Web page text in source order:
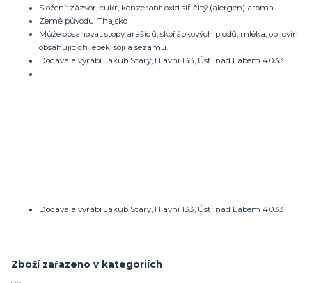
Složení: zázvor, cukr, konzerant oxid siřičitý (alergen) aroma.
Země původu: Thajsko
Může obsahovat stopy arašídů, skořápkových plodů, mléka, obilovin
obsahujících lepek, sóji a sezamu.
Dodává a vyrábí Jakub Starý, Hlavní 133, Ústí nad Labem 40331
Dodává a vyrábí Jakub Starý, Hlavní 133, Ústí nad Labem 40331
Zboží zařazeno v kategoriích